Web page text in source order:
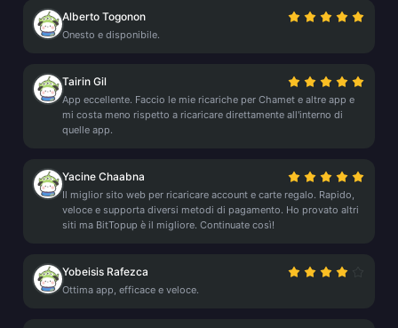
Alberto Togonon
Onesto e disponibile.
Tairin Gil
App eccellente. Faccio le mie ricariche per Chamet e altre app e
mi costa meno rispetto a ricaricare direttamente all'interno di
quelle app.
Yacine Chaabna
Il miglior sito web per ricaricare account e carte regalo. Rapido,
veloce e supporta diversi metodi di pagamento. Ho provato altri
siti ma BitTopup è il migliore. Continuate così!
Yobeisis Rafezca
Ottima app, efficace e veloce.